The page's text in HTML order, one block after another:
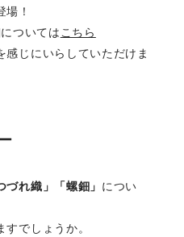
！
ついてはこちら
じにいらしていただけま
づれ織」「螺鈿」 につい
でしょうか。